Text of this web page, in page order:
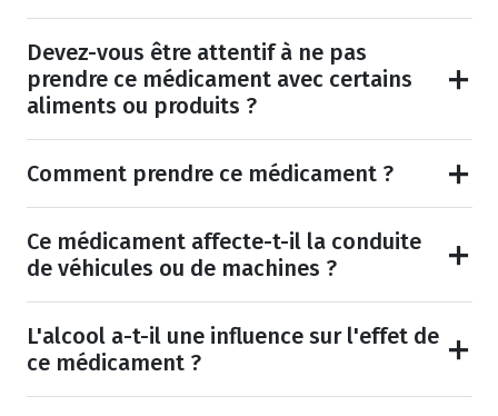
Devez-vous être attentif à ne pas
prendre ce médicament avec certains
aliments ou produits ?
Comment prendre ce médicament ?
Ce médicament affecte-t-il la conduite
de véhicules ou de machines ?
L'alcool a-t-il une influence sur l'effet de
ce médicament ?